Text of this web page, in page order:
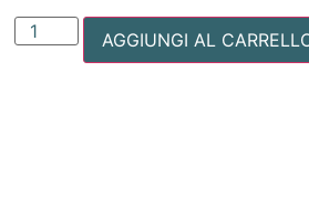
AGGIUNGI AL